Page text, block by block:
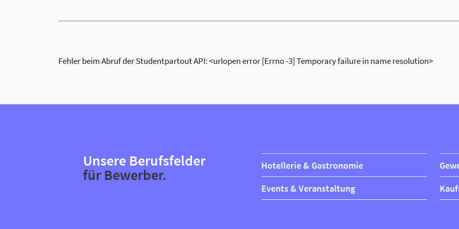
Fehler beim Abruf der Studentpartout API: <urlopen error [Errno -3] Temporary failure in name resolution>
Unsere Berufsfelder
für Bewerber.
Hotellerie & Gastronomie
Events & Veranstaltung